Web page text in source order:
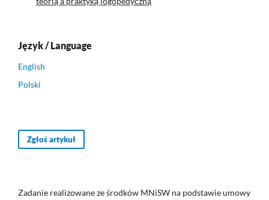
Język / Language
English
Polski
Zgłoś artykuł
Zadanie realizowane ze środków MNiSW na podstawie umowy